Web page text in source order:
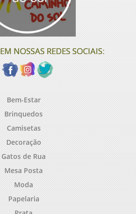
NOSSAS REDES SOCIAIS:
Bem-Estar
Brinquedos
Camisetas
Decoração
Gatos de Rua
Mesa Posta
Moda
Papelaria